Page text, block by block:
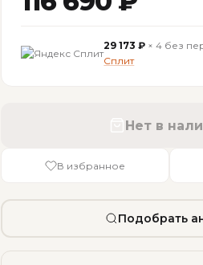
29 173 ₽ × 4 без
Сплит
Нет в
В избранное
Подобрать